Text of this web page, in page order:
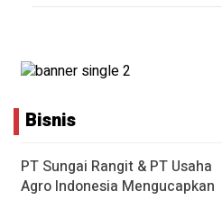
Bisnis
PT Sungai Rangit & PT Usaha
Agro Indonesia Mengucapkan